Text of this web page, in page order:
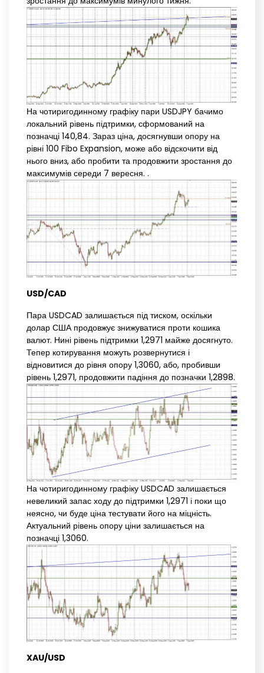
На чотиригодинному графіку пари USDJPY бачимо
локальний рівень підтримки, сформований на
позначці 140,84. Зараз ціна, досягнувши опору на
рівні 100 Fibo Expansion, може або відскочити від
нього вниз, або пробити та продовжити зростання до
максимумів середи 7 вересня. .
USD/CAD
Пара USDCAD залишається під тиском, оскільки
долар США продовжує знижуватися проти кошика
валют. Нині рівень підтримки 1,2971 майже досягнуто.
Тепер котирування можуть розвернутися і
відновитися до рівня опору 1,3060, або, пробивши
рівень 1,2971, продовжити падіння до позначки 1,2898.
На чотиригодинному графіку USDCAD залишається
невеликий запас ходу до підтримки 1,2971 і поки що
неясно, чи буде ціна тестувати його на міцність.
Актуальний рівень опору ціни залишається на
позначці 1,3060.
XAU/USD